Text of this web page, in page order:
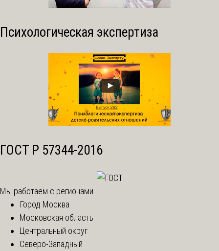
Психологическая экспертиза
ГОСТ Р 57344-2016
Мы работаем с регионами
Город Москва
Московская область
Центральный округ
Северо-Западный